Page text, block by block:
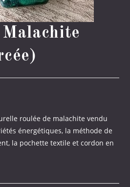
roulée de malachite vendu
énergétiques, la méthode de
la pochette textile et cordon en